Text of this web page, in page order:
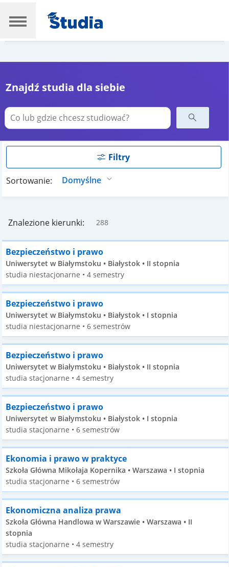
Znajdź studia dla siebie
Filtry
Sortowanie:
Znalezione kierunki: 288
Bezpieczeństwo i prawo
Uniwersytet w Białymstoku • Białystok • II stopnia
studia niestacjonarne • 4 semestry
Bezpieczeństwo i prawo
Uniwersytet w Białymstoku • Białystok • I stopnia
studia niestacjonarne • 6 semestrów
Bezpieczeństwo i prawo
Uniwersytet w Białymstoku • Białystok • II stopnia
studia stacjonarne • 4 semestry
Bezpieczeństwo i prawo
Uniwersytet w Białymstoku • Białystok • I stopnia
studia stacjonarne • 6 semestrów
Ekonomia i prawo w praktyce
Szkoła Główna Mikołaja Kopernika • Warszawa • I stopnia
studia stacjonarne • 6 semestrów
Ekonomiczna analiza prawa
Szkoła Główna Handlowa w Warszawie • Warszawa • II
stopnia
studia stacjonarne • 4 semestry